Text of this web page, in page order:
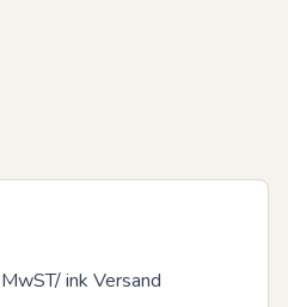
ink Versand